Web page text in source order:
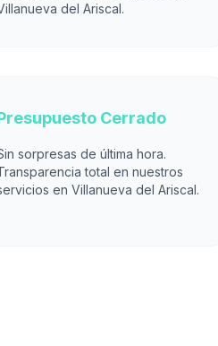
del Ariscal.
Cerrado
sorpresas de última hora.
total en nuestros
en Villanueva del Ariscal.